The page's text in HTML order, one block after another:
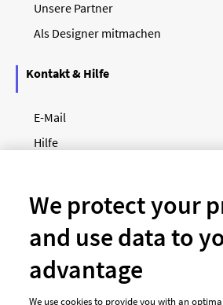
Unsere Partner
Als Designer mitmachen
Kontakt & Hilfe
E-Mail
Hilfe
Unsere Zahlungsarten
We protect your
and use data to
advantage
We use cookies to provide you with an